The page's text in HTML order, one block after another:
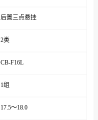
后置三点悬挂
2类
CB-F16L
1组
17.5～18.0